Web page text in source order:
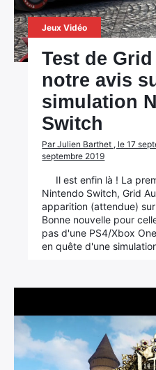
Jeux Vidéo
Test de
notre avis
simulation
Switch
Par Julien Barthet , le 17
septembre 2019
Il est enfin là ! La
Nintendo Switch, Grid
apparition (attendue)
Bonne nouvelle pour
pas d'une PS4/Xbox
en quête d'une